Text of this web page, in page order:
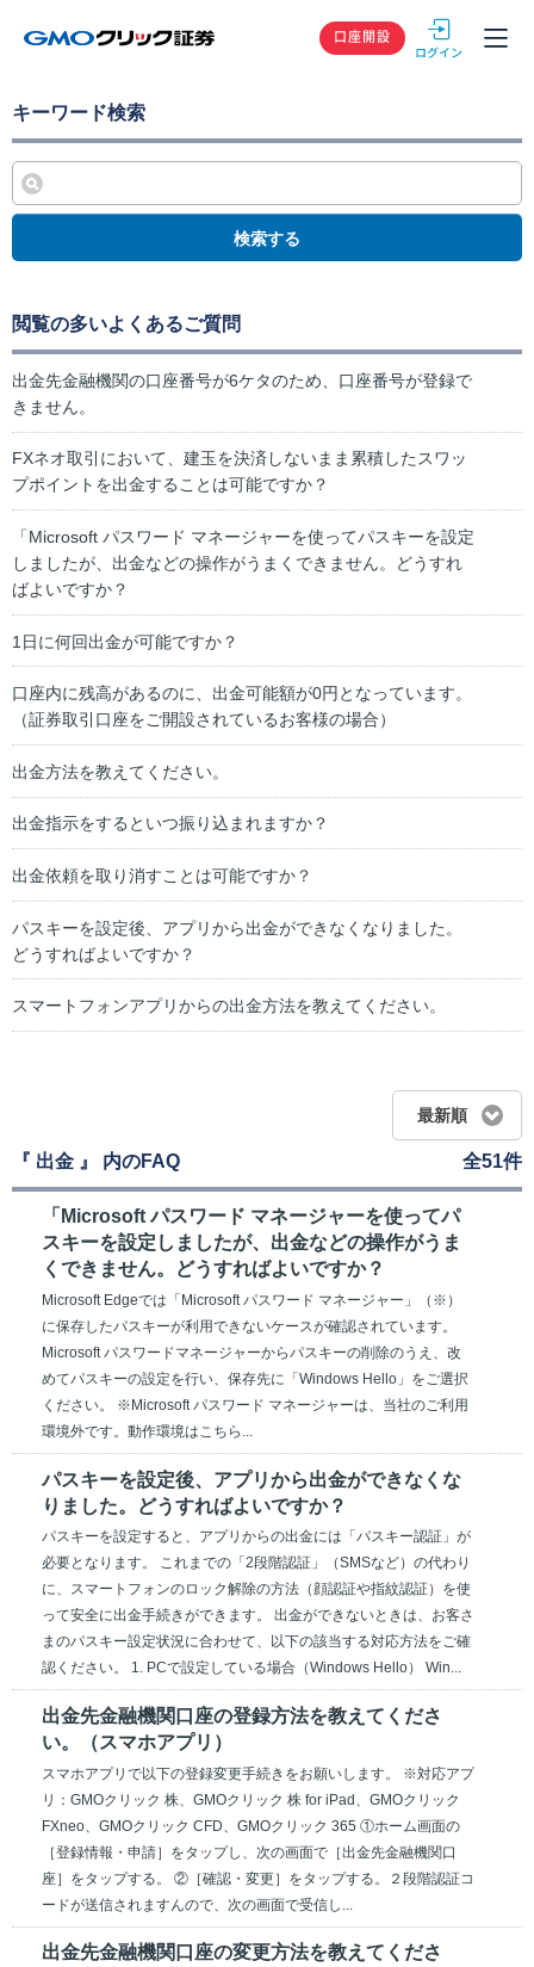
GMOクリック
口座開設
キーワード検索
検索する
閲覧の多いよくあるご質問
出金先金融機関の口座番号が6ケタのため、口座番号が登録で
きません。
FXネオ取引において、建玉を決済しないまま累積したスワッ
プポイントを出金することは可能ですか？
「Microsoft パスワード マネージャーを使ってパスキーを設定
しましたが、出金などの操作がうまくできません。どうすれ
ばよいですか？
1日に何回出金が可能ですか？
口座内に残高があるのに、出金可能額が0円となっています。
（証券取引口座をご開設されているお客様の場合）
出金方法を教えてください。
出金指示をするといつ振り込まれますか？
出金依頼を取り消すことは可能ですか？
パスキーを設定後、アプリから出金ができなくなりました。
どうすればよいですか？
スマートフォンアプリからの出金方法を教えてください。
最新順
『 出金 』 内のFAQ 全51件
「Microsoft パスワード マネージャーを使ってパ
スキーを設定しましたが、出金などの操作がうま
くできません。どうすればよいですか？
Microsoft Edgeでは「Microsoft パスワード マネージャー」（※）
に保存したパスキーが利用できないケースが確認されています。
Microsoft パスワードマネージャーからパスキーの削除のうえ、改
めてパスキーの設定を行い、保存先に「Windows Hello」をご選択
ください。 ※Microsoft パスワード マネージャーは、当社のご利用
環境外です。動作環境はこちら...
パスキーを設定後、アプリから出金ができなくな
りました。どうすればよいですか？
パスキーを設定すると、アプリからの出金には「パスキー認証」が
必要となります。 これまでの「2段階認証」（SMSなど）の代わり
に、スマートフォンのロック解除の方法（顔認証や指紋認証）を使
って安全に出金手続きができます。 出金ができないときは、お客さ
まのパスキー設定状況に合わせて、以下の該当する対応方法をご確
認ください。 1. PCで設定している場合（Windows Hello） Win...
出金先金融機関口座の登録方法を教えてくださ
い。（スマホアプリ）
スマホアプリで以下の登録変更手続きをお願いします。 ※対応アプ
リ：GMOクリック 株、GMOクリック 株 for iPad、GMOクリック
FXneo、GMOクリック CFD、GMOクリック 365 ①ホーム画面の
［登録情報・申請］をタップし、次の画面で［出金先金融機関口
座］をタップする。 ②［確認・変更］をタップする。２段階認証コ
ードが送信されますんので、次の画面で受信し...
出金先金融機関口座の変更方法を教えてくださ